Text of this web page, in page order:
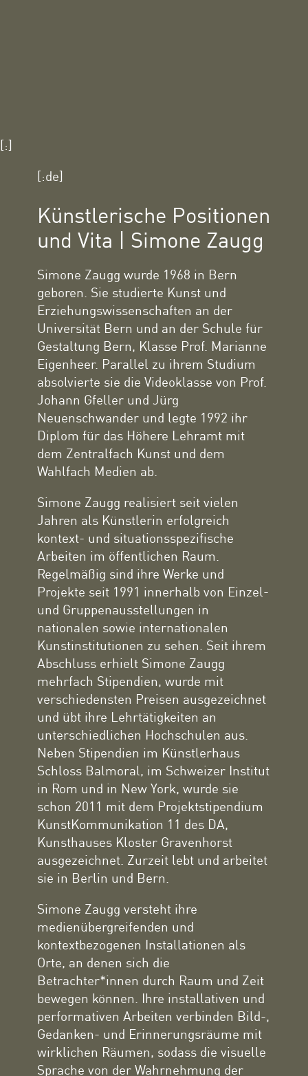
[:]
[:de]
Künstlerische Positionen
und Vita | Simone Zaugg
Simone Zaugg wurde 1968 in Bern
geboren. Sie studierte Kunst und
Erziehungswissenschaften an der
Universität Bern und an der Schule für
Gestaltung Bern, Klasse Prof. Marianne
Eigenheer. Parallel zu ihrem Studium
absolvierte sie die Videoklasse von Prof.
Johann Gfeller und Jürg
Neuenschwander und legte 1992 ihr
Diplom für das Höhere Lehramt mit
dem Zentralfach Kunst und dem
Wahlfach Medien ab.
Simone Zaugg realisiert seit vielen
Jahren als Künstlerin erfolgreich
kontext- und situationsspezifische
Arbeiten im öffentlichen Raum.
Regelmäßig sind ihre Werke und
Projekte seit 1991 innerhalb von Einzel-
und Gruppenausstellungen in
nationalen sowie internationalen
Kunstinstitutionen zu sehen. Seit ihrem
Abschluss erhielt Simone Zaugg
mehrfach Stipendien, wurde mit
verschiedensten Preisen ausgezeichnet
und übt ihre Lehrtätigkeiten an
unterschiedlichen Hochschulen aus.
Neben Stipendien im Künstlerhaus
Schloss Balmoral, im Schweizer Institut
in Rom und in New York, wurde sie
schon 2011 mit dem Projektstipendium
KunstKommunikation 11 des DA,
Kunsthauses Kloster Gravenhorst
ausgezeichnet. Zurzeit lebt und arbeitet
sie in Berlin und Bern.
Simone Zaugg versteht ihre
medienübergreifenden und
kontextbezogenen Installationen als
Orte, an denen sich die
Betrachter*innen durch Raum und Zeit
bewegen können. Ihre installativen und
performativen Arbeiten verbinden Bild-,
Gedanken- und Erinnerungsräume mit
wirklichen Räumen, sodass die visuelle
Sprache von der Wahrnehmung der